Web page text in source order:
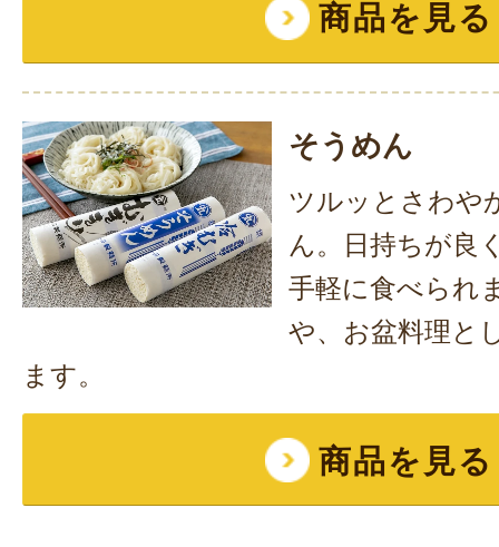
商品を見る
そうめん
ツルッとさわや
ん。日持ちが良
手軽に食べられ
や、お盆料理と
ます。
商品を見る